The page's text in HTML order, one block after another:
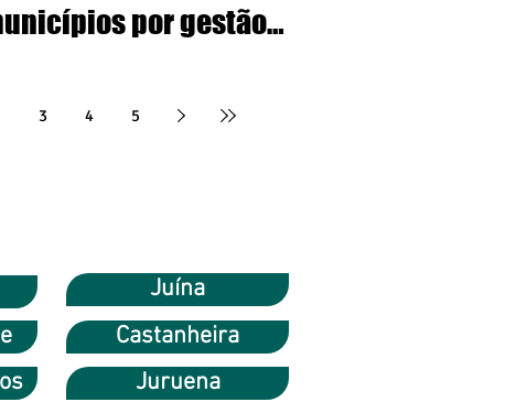
por gestão
3 4 5
Juína
Castanheira
Juruena